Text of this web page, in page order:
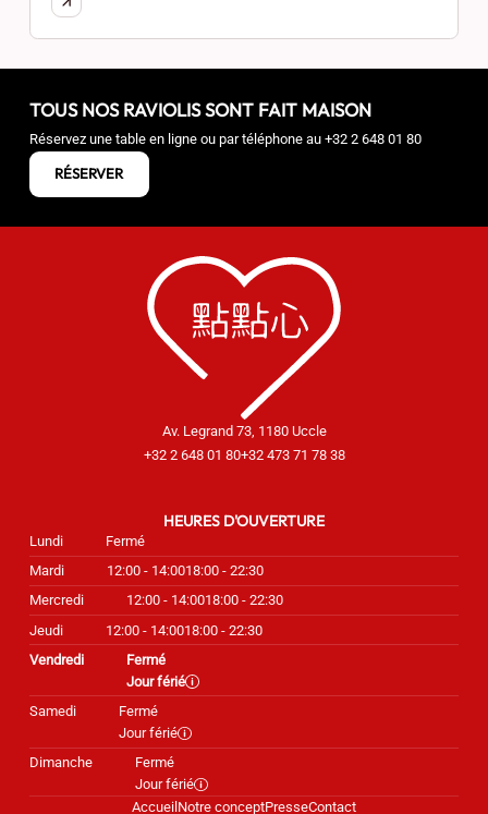
TOUS NOS RAVIOLIS SONT FAIT MAISON
Réservez une table en ligne ou par téléphone au +32 2 648 01 80
RÉSERVER
Av. Legrand 73, 1180 Uccle
+32 2 648 01 80+32 473 71 78 38
HEURES D'OUVERTURE
Lundi
Fermé
Mardi
12:00 - 14:0018:00 - 22:30
Mercredi
12:00 - 14:0018:00 - 22:30
Jeudi
12:00 - 14:0018:00 - 22:30
Vendredi
Fermé
Jour férié
Samedi
Fermé
Jour férié
Dimanche
Fermé
Jour férié
Accueil Notre conceptPresseContact